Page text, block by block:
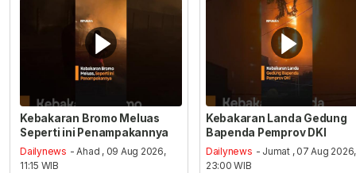
Kebakaran Bromo Meluas
Seperti ini Penampakannya
Dailynews - Ahad , 09 Aug 2026,
11:15 WIB
Kebakaran Landa Gedung
Bapenda Pemprov DKI
Dailynews - Jumat , 07 Aug 2026,
23:00 WIB